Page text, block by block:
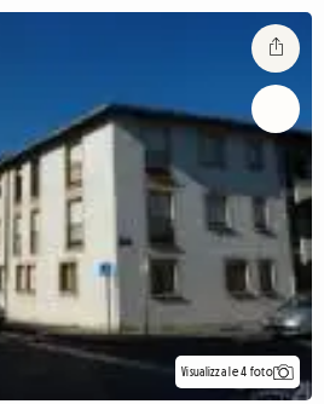
Visualizza le 4 foto